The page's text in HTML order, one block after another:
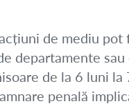
de mediu pot
departamente
de la 6 luni la
penală